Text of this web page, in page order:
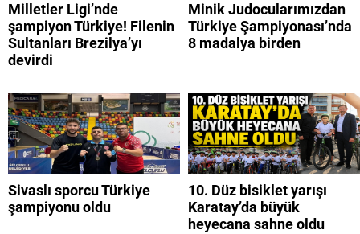
Milletler Ligi’nde
şampiyon Türkiye! Filenin
Sultanları Brezilya’yı
devirdi
Minik Judocularımızdan
Türkiye Şampiyonası’nda
8 madalya birden
Sivaslı sporcu Türkiye
şampiyonu oldu
10. Düz bisiklet yarışı
Karatay’da büyük
heyecana sahne oldu